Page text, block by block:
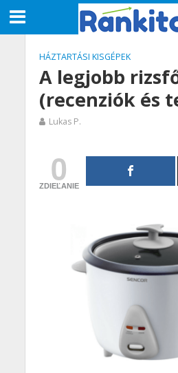
HÁZTARTÁSI KISGÉPEK
A legjobb
(recenziók és
Lukas P.
0
ZDIEĽANIE